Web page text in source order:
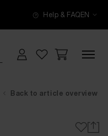
Help & FAQEN
Back to article overview